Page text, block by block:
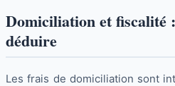
Domiciliation et fiscalité
déduire
Les frais de domiciliation sont